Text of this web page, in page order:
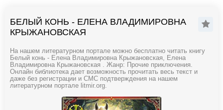
БЕЛЫЙ КОНЬ - ЕЛЕНА ВЛАДИМИРОВНА
КРЫЖАНОВСКАЯ
На нашем литературном портале можно бесплатно читать книгу
Белый конь - Елена Владимировна Крыжановская, Елена
Владимировна Крыжановская . Жанр: Прочие приключения.
Онлайн библиотека дает возможность прочитать весь текст и
даже без регистрации и СМС подтверждения на нашем
литературном портале litmir.org.